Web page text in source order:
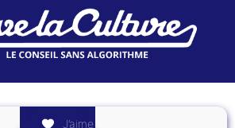
J’aime